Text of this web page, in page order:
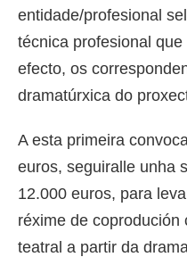
entidade/profesional
técnica profesional
efecto, os
dramatúrxica do
A esta primeira
euros, seguiralle unha
12.000 euros, para
réxime de coprodución
teatral a partir da